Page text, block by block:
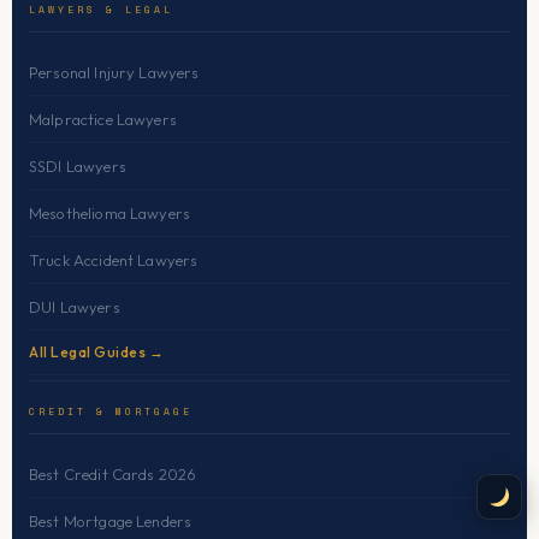
LAWYERS & LEGAL
Personal Injury Lawyers
Malpractice Lawyers
SSDI Lawyers
Mesothelioma Lawyers
Truck Accident Lawyers
DUI Lawyers
All Legal Guides →
CREDIT & MORTGAGE
Best Credit Cards 2026
Best Mortgage Lenders